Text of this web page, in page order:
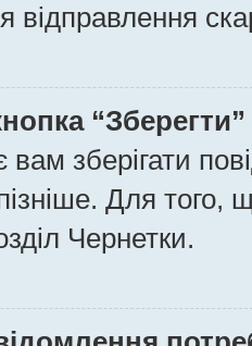
відправлення
вам зберігати
Для
Чернетки.